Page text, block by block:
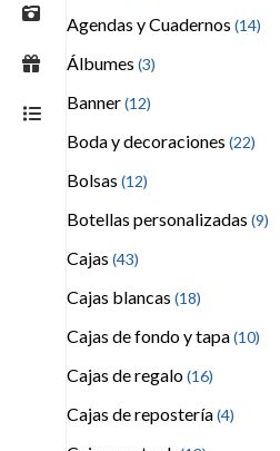
Agendas y Cuadernos (14)
Álbumes (3)
Banner(12)
Boda y decoraciones (22)
Bolsas (12)
Botellas personalizadas (9)
Cajas (43)
Cajas blancas (18)
Cajas de fondo y tapa(10)
Cajas de regalo(16)
Cajas de repostería(4)